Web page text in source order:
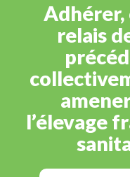
Adhérer,
relais
l’élevage